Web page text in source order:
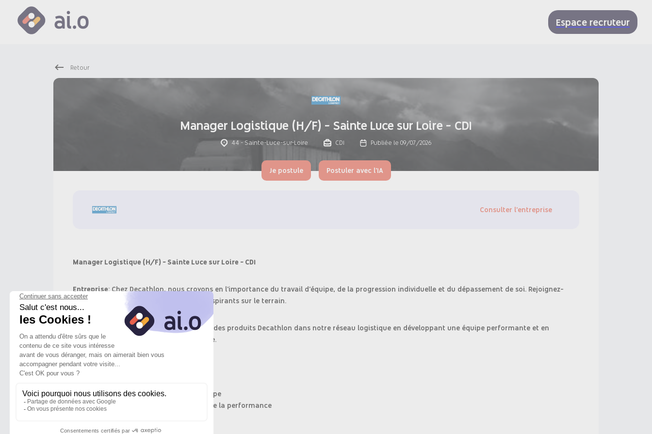
Espace recruteur
Retour
Manager Logistique (H/F) - Sainte Luce sur Loire - CDI
44 - Sainte-Luce-sur-Loire CDI Publiée le 09/07/2026
Je postule Postuler avec l'IA
Consulter l'entreprise
Manager Logistique (H/F) - Sainte Luce sur Loire - CDI
Entreprise: Chez Decathlon, nous croyons en l'importance du travail d'équipe, de la progression individuelle et du dépassement de soi. Rejoignez-
nous pour relever des défis concrets et inspirants sur le terrain.
Objectif du poste: Assurer la disponibilité des produits Decathlon dans notre réseau logistique en développant une équipe performante et en
garantissant une efficacité opérationnelle.
Missions:
Développement et animation d'équipe
Pilotage de l'activité et animation de la performance